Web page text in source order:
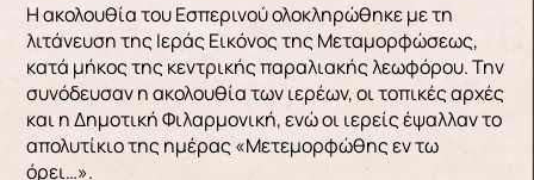
Η ακολουθία του Εσπερινού ολοκληρώθηκε με τη
λιτάνευση της Ιεράς Εικόνος της Μεταμορφώσεως,
κατά μήκος της κεντρικής παραλιακής λεωφόρου. Την
συνόδευσαν η ακολουθία των ιερέων, οι τοπικές αρχές
και η Δημοτική Φιλαρμονική, ενώ οι ιερείς έψαλλαν το
απολυτίκιο της ημέρας «Μετεμορφώθης εν τω
όρει…».